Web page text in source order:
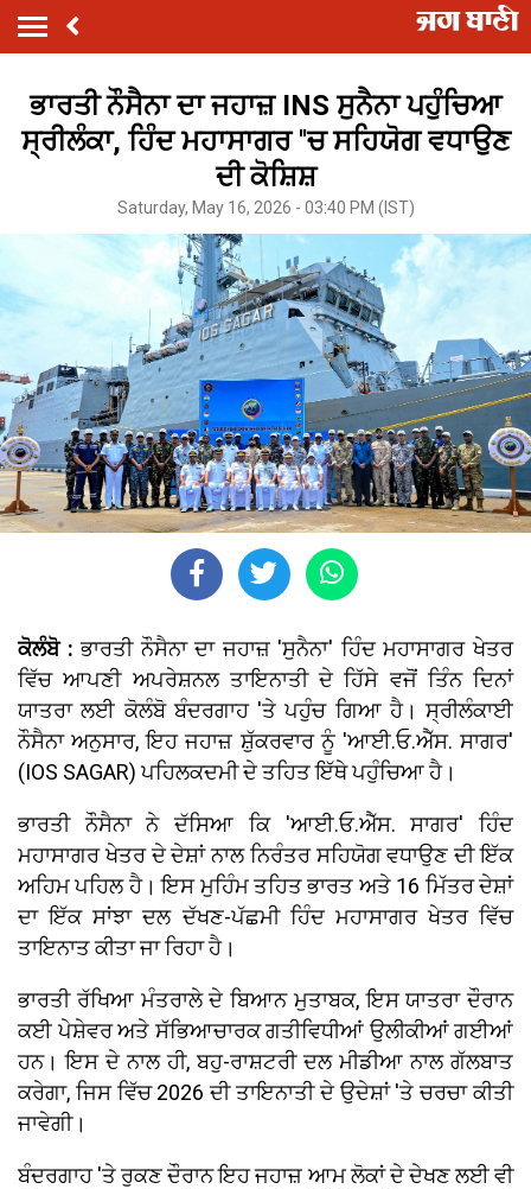
ਭਾਰਤੀ ਨੌਸੈਨਾ ਦਾ ਜਹਾਜ਼ INS ਸੁਨੈਨਾ ਪਹੁੰਚਿਆ
ਸ੍ਰੀਲੰਕਾ, ਹਿੰਦ ਮਹਾਸਾਗਰ ''ਚ ਸਹਿਯੋਗ ਵਧਾਉਣ
ਦੀ ਕੋਸ਼ਿਸ਼
Saturday, May 16, 2026 - 03:40 PM (IST)
ਕੋਲੰਬੋ :ਭਾਰਤੀ ਨੌਸੈਨਾ ਦਾ ਜਹਾਜ਼ 'ਸੁਨੈਨਾ' ਹਿੰਦ ਮਹਾਸਾਗਰ ਖੇਤਰ
ਵਿੱਚ ਆਪਣੀ ਅਪਰੇਸ਼ਨਲ ਤਾਇਨਾਤੀ ਦੇ ਹਿੱਸੇ ਵਜੋਂ ਤਿੰਨ ਦਿਨਾਂ
ਯਾਤਰਾ ਲਈ ਕੋਲੰਬੋ ਬੰਦਰਗਾਹ 'ਤੇ ਪਹੁੰਚ ਗਿਆ ਹੈ। ਸ੍ਰੀਲੰਕਾਈ
ਨੌਸੈਨਾ ਅਨੁਸਾਰ, ਇਹ ਜਹਾਜ਼ ਸ਼ੁੱਕਰਵਾਰ ਨੂੰ 'ਆਈ.ਓ.ਐੱਸ. ਸਾਗਰ'
(IOS SAGAR) ਪਹਿਲਕਦਮੀ ਦੇ ਤਹਿਤ ਇੱਥੇ ਪਹੁੰਚਿਆ ਹੈ।
ਭਾਰਤੀ ਨੌਸੈਨਾ ਨੇ ਦੱਸਿਆ ਕਿ 'ਆਈ.ਓ.ਐੱਸ. ਸਾਗਰ' ਹਿੰਦ
ਮਹਾਸਾਗਰ ਖੇਤਰ ਦੇ ਦੇਸ਼ਾਂ ਨਾਲ ਨਿਰੰਤਰ ਸਹਿਯੋਗ ਵਧਾਉਣ ਦੀ ਇੱਕ
ਅਹਿਮ ਪਹਿਲ ਹੈ। ਇਸ ਮੁਹਿੰਮ ਤਹਿਤ ਭਾਰਤ ਅਤੇ 16 ਮਿੱਤਰ ਦੇਸ਼ਾਂ
ਦਾ ਇੱਕ ਸਾਂਝਾ ਦਲ ਦੱਖਣ-ਪੱਛਮੀ ਹਿੰਦ ਮਹਾਸਾਗਰ ਖੇਤਰ ਵਿੱਚ
ਤਾਇਨਾਤ ਕੀਤਾ ਜਾ ਰਿਹਾ ਹੈ।
ਭਾਰਤੀ ਰੱਖਿਆ ਮੰਤਰਾਲੇ ਦੇ ਬਿਆਨ ਮੁਤਾਬਕ, ਇਸ ਯਾਤਰਾ ਦੌਰਾਨ
ਕਈ ਪੇਸ਼ੇਵਰ ਅਤੇ ਸੱਭਿਆਚਾਰਕ ਗਤੀਵਿਧੀਆਂ ਉਲੀਕੀਆਂ ਗਈਆਂ
ਹਨ। ਇਸ ਦੇ ਨਾਲ ਹੀ, ਬਹੁ-ਰਾਸ਼ਟਰੀ ਦਲ ਮੀਡੀਆ ਨਾਲ ਗੱਲਬਾਤ
ਕਰੇਗਾ, ਜਿਸ ਵਿੱਚ 2026 ਦੀ ਤਾਇਨਾਤੀ ਦੇ ਉਦੇਸ਼ਾਂ 'ਤੇ ਚਰਚਾ ਕੀਤੀ
ਜਾਵੇਗੀ।
ਬੰਦਰਗਾਹ 'ਤੇ ਰੁਕਣ ਦੌਰਾਨ ਇਹ ਜਹਾਜ਼ ਆਮ ਲੋਕਾਂ ਦੇ ਦੇਖਣ ਲਈ ਵੀ